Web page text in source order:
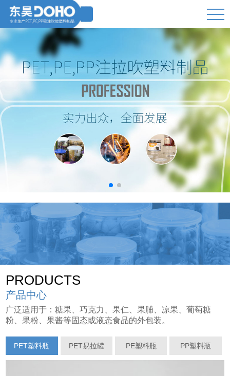
PRODUCTS
产品中心
广泛适用于：糖果、巧克力、果仁、果脯、凉果、葡萄糖
粉、果粉、果酱等固态或液态食品的外包装。
PET塑料瓶 PET易拉罐 PE塑料瓶 PP塑料瓶